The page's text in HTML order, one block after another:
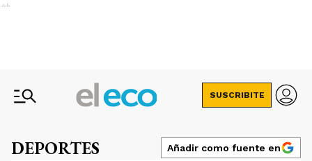
Ads
SUSCRIBITE
DEPORTES Añadir como fuente en